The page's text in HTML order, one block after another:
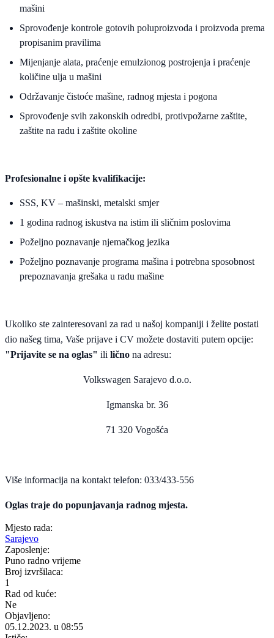
mašini
Sprovođenje kontrole gotovih poluproizvoda i proizvoda prema
propisanim pravilima
Mijenjanje alata, praćenje emulzionog postrojenja i praćenje
količine ulja u mašini
Održavanje čistoće mašine, radnog mjesta i pogona
Sprovođenje svih zakonskih odredbi, protivpožarne zaštite,
zaštite na radu i zaštite okoline
Profesionalne i opšte kvalifikacije:
SSS, KV – mašinski, metalski smjer
1 godina radnog iskustva na istim ili sličnim poslovima
Poželjno poznavanje njemačkog jezika
Poželjno poznavanje programa mašina i potrebna sposobnost
prepoznavanja grešaka u radu mašine
Ukoliko ste zainteresovani za rad u našoj kompaniji i želite postati
dio našeg tima, Vaše prijave i CV možete dostaviti putem opcije:
"Prijavite se na oglas" ili lično na adresu:
Volkswagen Sarajevo d.o.o.
Igmanska br. 36
71 320 Vogošća
Više informacija na kontakt telefon: 033/433-556
Oglas traje do popunjavanja radnog mjesta.
Mjesto rada:
Sarajevo
Zaposlenje:
Puno radno vrijeme
Broj izvršilaca:
1
Rad od kuće:
Ne
Objavljeno:
05.12.2023. u 08:55